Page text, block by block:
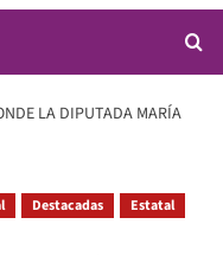
LA DIPUTADA MARÍA
Destacadas
Estatal